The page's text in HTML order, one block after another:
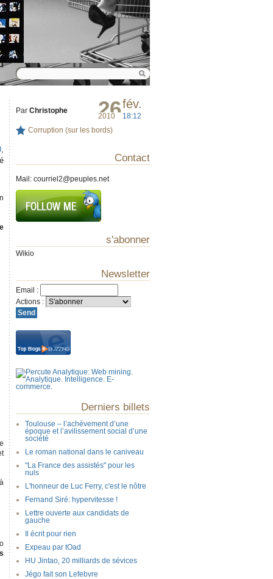
26fév.
2010 18:12
Par Christophe
Corruption (sur les bords)
,
Contact
Mail: courriel2@peuples.net
s'abonner
Wikio
Newsletter
Email :
Actions :
Derniers billets
Toulouse – l’achèvement d’une
époque et l’avilissement social d’une
société
Le roman national dans le caniveau
"La France des assistés" pour les
nuls
L'honneur de Luc Ferry, c'est le nôtre
Fernand Siré: hypervitesse !
Lettre ouverte aux candidats de
gauche
Il écrit pour rien
Expeau par tOad
HU Jintao, 20 milliards de sévices
Jégo fait son Lefebvre